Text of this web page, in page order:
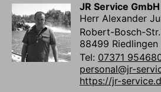
JR Service
Herr Alexander
Robert-Bosch-
88499 Riedlingen
Tel: 07371
personal@jr-
https://jr-